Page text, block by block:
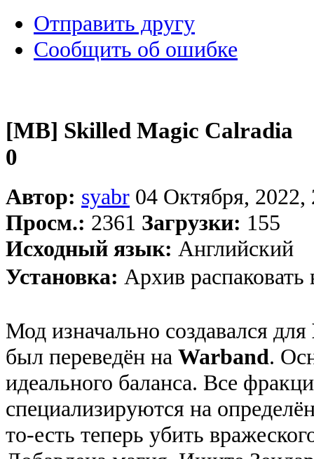
Отправить другу
Сообщить об ошибке
[MB] Skilled Magic Calradia
0
Автор: syabr 04 Октября, 2022,
Просм.: 2361 Загрузки: 155
Исходный язык: Английский
Установка: Архив
Мод изначально создавался для
был переведён на Warband.
идеального баланса. Все
специализируются на
то-есть теперь убить